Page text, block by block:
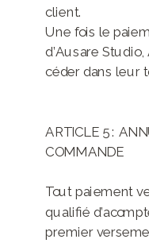
client.
Une fois le
d’Ausare
céder dans leur
ARTICLE 5 :
COMMANDE
Tout paiement
qualifié
premier